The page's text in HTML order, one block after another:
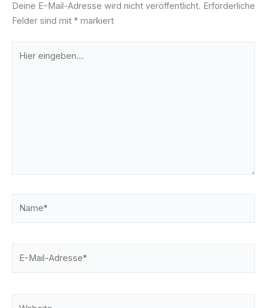
Deine E-Mail-Adresse wird nicht veröffentlicht. Erforderliche
Felder sind mit * markiert
eingeben…